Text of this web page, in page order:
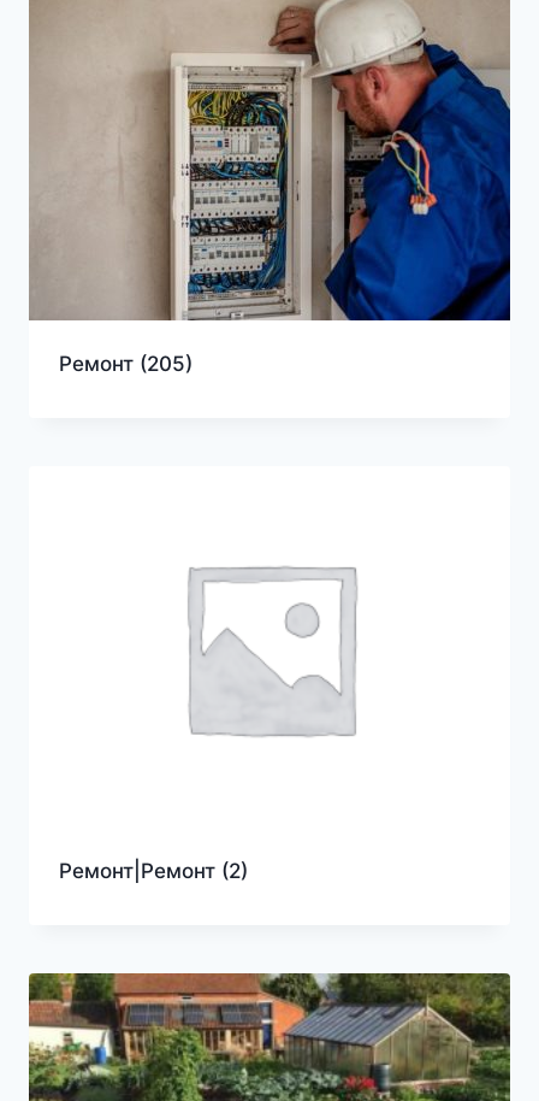
Ремонт (205)
Ремонт|Ремонт (2)